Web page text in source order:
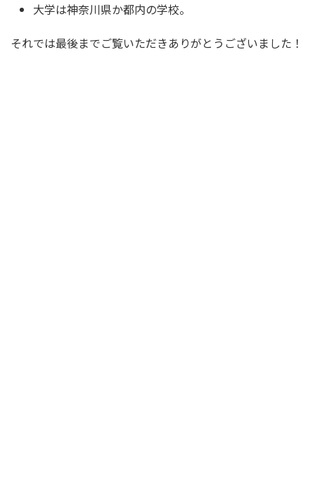
大学は神奈川県か都内の学校。
それでは最後までご覧いただきありがとうございました！